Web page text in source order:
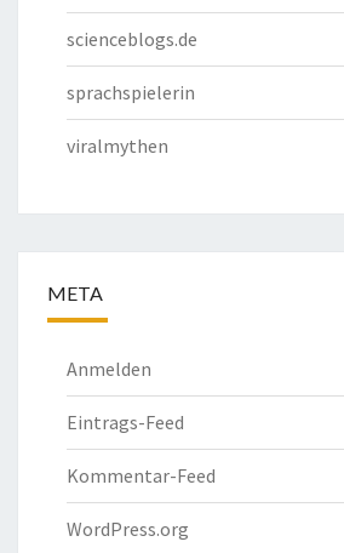
scienceblogs.de
sprachspielerin
viralmythen
META
Anmelden
Eintrags-Feed
Kommentar-Feed
WordPress.org